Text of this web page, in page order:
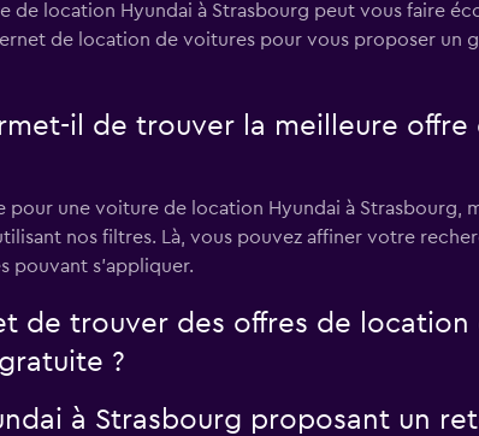
Voir les prix
Voir les prix
de location Hyundai à Strasbourg peut vous faire
de location de voitures pour vous proposer un
il de trouver la meilleure
pour une voiture de location Hyundai à Strasbourg,
nos filtres. Là, vous pouvez affiner votre
pouvant s'appliquer.
de trouver des offres de location
?
à Strasbourg proposant un